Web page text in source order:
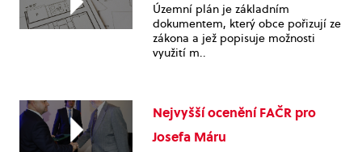
Územní plán je základním
dokumentem, který obce pořizují ze
zákona a jež popisuje možnosti
využití m..
Nejvyšší ocenění FAČR pro
Josefa Máru